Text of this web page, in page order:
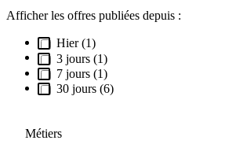
Afficher les offres publiées depuis :
Hier (1)
3 jours (1)
7 jours (1)
30 jours (6)
Métiers